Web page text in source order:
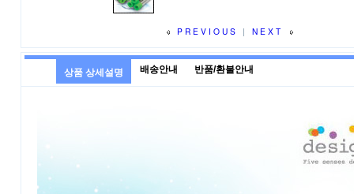
PREVIOUS | NEXT
상품 상세설명 배송안내 반품/환불안내